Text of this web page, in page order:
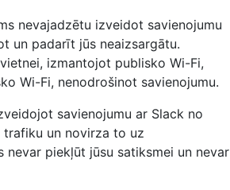
nevajadzētu izveidot savienojumu
un padarīt jūs neaizsargātu.
izmantojot publisko Wi-Fi,
Wi-Fi, nenodrošinot savienojumu.
savienojumu ar Slack no
trafiku un novirza to uz
piekļūt jūsu satiksmei un nevar